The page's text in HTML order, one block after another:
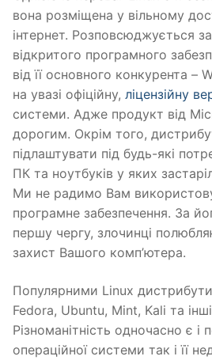
вона розміщена у вільному
інтернет. Розповсюджується
відкритого програмного
від її основного конкурента
на увазі офіційну, ліцензійну
системи. Адже продукт від
дорогим. Окрім того,
підлаштувати під будь-які
ПК та ноутбуків у яких
Ми не радимо Вам
програмне забезпечення. За
першу чергу, злочинці
захист Вашого комп’ютера.
Популярними Linux
Fedora, Ubuntu, Mint, Kali та
Різноманітність одночасно є і
операційної системи так і її